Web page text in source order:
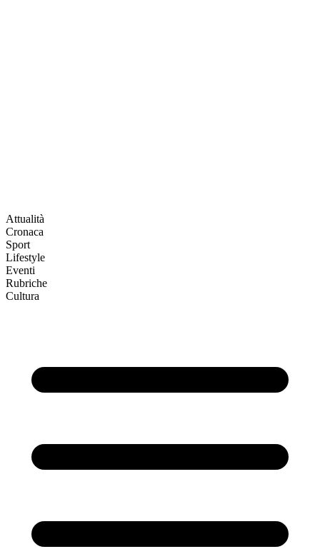
Attualità
Cronaca
Sport
Lifestyle
Eventi
Rubriche
Cultura